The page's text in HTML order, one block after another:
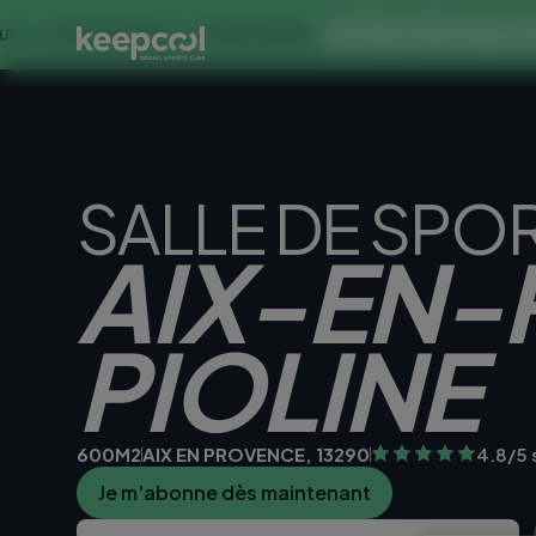
À 0€ << OFFRE LIMITÉE ☀️
SALLE DE
AIX-EN-
PIOLINE
600M2AIX EN PROVENCE, 13290 4.8/5
Je m'abonne dès maintenant